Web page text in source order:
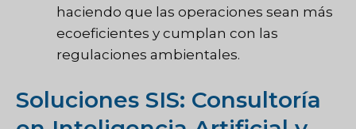
haciendo que las operaciones sean más
ecoeficientes y cumplan con las
regulaciones ambientales.
Soluciones SIS: Consultoría